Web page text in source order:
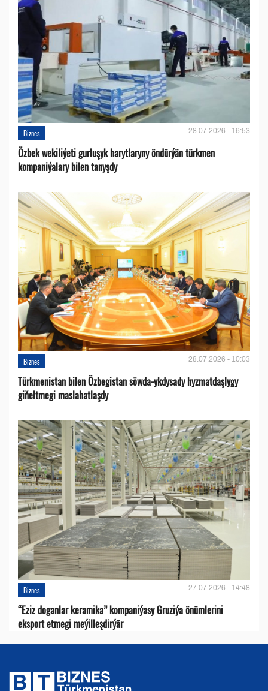
Biznes 28.07.2026 - 16:53
Özbek wekiliýeti gurluşyk harytlaryny öndürýän türkmen
kompaniýalary bilen tanyşdy
Biznes 28.07.2026 - 10:03
Türkmenistan bilen Özbegistan söwda-ykdysady hyzmatdaşlygy
giňeltmegi maslahatlaşdy
Biznes 27.07.2026 - 14:48
“Eziz doganlar keramika” kompaniýasy Gruziýa önümlerini
eksport etmegi meýilleşdirýär